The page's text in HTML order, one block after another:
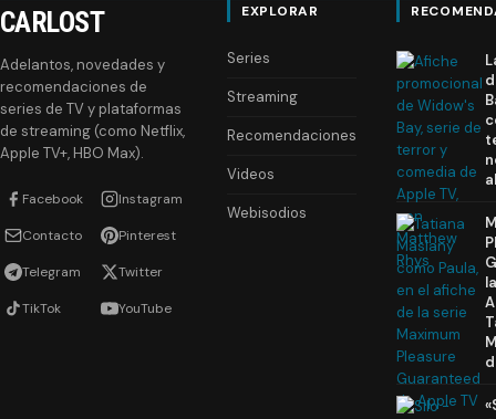
CARLOST
Adelantos, novedades y
recomendaciones de
series de TV y plataformas
de streaming (como Netflix,
Apple TV+, HBO Max).
Facebook Instagram
Contacto Pinterest
Telegram Twitter
TikTok YouTube
EXPLORAR
Series
Streaming
Recomendaciones
Videos
Webisodios